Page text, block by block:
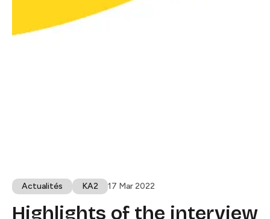
Actualités​​​​‌ ‍ ​‍​‍‌‍ ‌ ​‍‌‍‍‌‌‍‌ ‌‍‍‌‌‍ ‍​‍​‍​ ‍‍​‍​‍‌ ​ ‌‍​‌‌‍ ‍‌‍‍‌‌ ‌​‌ ‍‌​‍ ‍‌‍‍‌‌‍ ​‍​‍​‍ ​​‍​‍‌‍‍​‌ ​‍‌‍‌‌‌‍‌‍​‍​‍​ ‍‍​‍​‍​‍ ‌ ​ ‌ ‌​‌ ‌‌‌‍‌​‌‍‍‌‌‍ ​‍ ‌‍‍‌‌‍ ‍‌ ‌​‌‍‌‌‌‍ ‍‌ ‌​​‍ ‌‍‌‌‌‍‌​‌‍‍‌‌ ‌​​‍ ‌‍ ‌‌‍ ‌‍‌​‌‍‌‌​ ‌‌ ​​‌ ​‍‌‍‌‌‌ ​ ‌‍‌‌‌‍ ‍‌ ‌​‌‍​‌‌ ‌​‌‍‍‌‌‍ ‌‍ ‍​ ‍ ‌‍‍‌‌‍‌​​ ‌‌‍‌​‌‍‌‍​ ‌‍‌‍‌‍‌‍‌​​ ‍‌​ ​‌​ ‍‌​‍ ‌​ ​​​ ​​​ ​ ​ ​​​‍ ‌​ ‌​​ ​ ​ ‌​​ ‍​​‍ ‌‌‍​‍​ ‌​​ ‌‍‌‍​‌​‍ ‌​ ‌‌‌‍​‌‌‍‌‍​ ​​​ ‌‌‌‍​ ‌‍‌‌​ ​​‌‍‌‍​ ‌​​ ​‍‌‍‌‍​ ‍ ‌ ‌​‌ ‍‌‌ ​​‌‍‌‌​ ‌‌‍ ‍‌‍‌‌‌ ‌ ‌ ​ ‌​​ ‌‍​‌‌ ‌​‌‍‌‌‌‍‌ ‌‍ ‌ ​‍‌ ‍‌​ ‍ ‌ ​​‌‍​‌‌ ‌​‌‍‍​​ ‌‌‍ ‍‌‍​‌‌‍ ‌‌‍‌‌​ ‌‍​‍‌‍​‌‌ ​ ‌‍‌‌‌‌‌‌‌ ​‍‌‍ ​​ ‌​‍‌‌​ ​‍‌​‌‍‌ ​ ‌ ‌​‌ ‌‌‌‍‌​‌‍‍‌‌‍ ​‍‌‍‌‍‍‌‌‍‌​​ ‌‌‍‌​‌‍‌‍​ ‌‍‌‍‌‍‌‍‌​​ ‍‌​ ​‌​ ‍‌​‍ ‌​ ​​​ ​​​ ​ ​ ​​​‍ ‌​ ‌​​ ​ ​ ‌​​ ‍​​‍ ‌‌‍​‍​ ‌​​ ‌‍‌‍​‌​‍ ‌​ ‌‌‌‍​‌‌‍‌‍​ ​​​ ‌‌‌‍​ ‌‍‌‌​ ​​‌‍‌‍​ ‌​​ ​‍‌‍‌‍​‍‌‍‌ ‌​‌ ‍‌‌ ​​‌‍‌‌​ ‌‌‍ ‍‌‍‌‌‌ ‌ ‌ ​ ‌​​ ‌‍​‌‌ ‌​‌‍‌‌‌‍‌ ‌‍ ‌ ​‍‌ ‍‌​‍‌‍‌ ​​‌‍​‌‌ ‌​‌‍‍​​ ‌‌‍ ‍‌‍​‌‌‍ ‌‌‍‌‌​‍‌‍‌ ​​‌‍‌‌‌ ​‍‌ ​ ‌ ​​‌‍‌‌‌‍​ ‌ ‌​‌‍‍‌‌ ‌‍‌‍‌‌​ ‌‌ ​​‌ ‌‌‌‍​‍‌‍ ​‌‍‍‌‌ ​ ‌‍‍​‌‍‌‌‌‍‌​​‍​‍‌ ‌ KA2​​​​‌ ‍ ​‍​‍‌‍ ‌ ​‍‌‍‍‌‌‍‌ ‌‍‍‌‌‍ ‍​‍​‍​ ‍‍​‍​‍‌ ​ ‌‍​‌‌‍ ‍‌‍‍‌‌ ‌​‌ ‍‌​‍ ‍‌‍‍‌‌‍ ​‍​‍​‍ ​​‍​‍‌‍‍​‌ ​‍‌‍‌‌‌‍‌‍​‍​‍​ ‍‍​‍​‍​‍ ‌ ​ ‌ ‌​‌ ‌‌‌‍‌​‌‍‍‌‌‍ ​‍ ‌‍‍‌‌‍ ‍‌ ‌​‌‍‌‌‌‍ ‍‌ ‌​​‍ ‌‍‌‌‌‍‌​‌‍‍‌‌ ‌​​‍ ‌‍ ‌‌‍ ‌‍‌​‌‍‌‌​ ‌‌ ​​‌ ​‍‌‍‌‌‌ ​ ‌‍‌‌‌‍ ‍‌ ‌​‌‍​‌‌ ‌​‌‍‍‌‌‍ ‌‍ ‍​ ‍ ‌‍‍‌‌‍‌​​ ‌​ ‍​​ ​ ‌‍‌‍‌‍​ ​ ​​​ ​​‌‍‌​​ ​‍​‍ ‌‌‍​‍​ ‌ ​ ‌ ‌‍‌​​‍ ‌​ ‌​​ ​ ‌‍‌‍‌‍​ ​‍ ‌​ ‍​‌‍​‍​ ​‌‌‍‌‍​‍ ‌​ ​ ​ ​‌​ ​‌​ ‍‌​ ‍‌​ ‌ ‌‍​ ​ ​‌​ ​ ​ ‌‌​ ‌ ‌‍‌‌​ ‍ ‌ ‌​‌ ‍‌‌ ​​‌‍‌‌​ ‌‌‍ ‍‌‍‌‌‌ ‌ ‌ ​ ‌​​ ‌‍​‌‌ ‌​‌‍‌‌‌‍‌ ‌‍ ‌ ​‍‌ ‍‌​ ‍ ‌ ​​‌‍​‌‌ ‌​‌‍‍​​ ‌‌‍ ‍‌‍​‌‌‍ ‌‌‍‌‌​ ‌‍​‍‌‍​‌‌ ​ ‌‍‌‌‌‌‌‌‌ ​‍‌‍ ​​ ‌​‍‌‌​ ​‍‌​‌‍‌ ​ ‌ ‌​‌ ‌‌‌‍‌​‌‍‍‌‌‍ ​‍‌‍‌‍‍‌‌‍‌​​ ‌​ ‍​​ ​ ‌‍‌‍‌‍​ ​ ​​​ ​​‌‍‌​​ ​‍​‍ ‌‌‍​‍​ ‌ ​ ‌ ‌‍‌​​‍ ‌​ ‌​​ ​ ‌‍‌‍‌‍​ ​‍ ‌​ ‍​‌‍​‍​ ​‌‌‍‌‍​‍ ‌​ ​ ​ ​‌​ ​‌​ ‍‌​ ‍‌​ ‌ ‌‍​ ​ ​‌​ ​ ​ ‌‌​ ‌ ‌‍‌‌​‍‌‍‌ ‌​‌ ‍‌‌ ​​‌‍‌‌​ ‌‌‍ ‍‌‍‌‌‌ ‌ ‌ ​ ‌​​ ‌‍​‌‌ ‌​‌‍‌‌‌‍‌ ‌‍ ‌ ​‍‌ ‍‌​‍‌‍‌ ​​‌‍​‌‌ ‌​‌‍‍​​ ‌‌‍ ‍‌‍​‌‌‍ ‌‌‍‌‌​‍‌‍‌ ​​‌‍‌‌‌ ​‍‌ ​ ‌ ​​‌‍‌‌‌‍​ ‌ ‌​‌‍‍‌‌ ‌‍‌‍‌‌​ ‌‌ ​​‌ ‌‌‌‍​‍‌‍ ​‌‍‍‌‌ ​ ‌‍‍​‌‍‌‌‌‍‌​​‍​‍‌ ‌ 17 Mar 2022
Highlights of the interview